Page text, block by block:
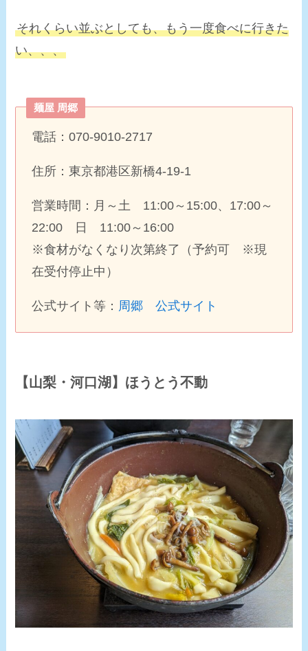
それくらい並ぶとしても、もう一度食べに行きた
い、、、
麺屋 周郷
電話：070-9010-2717
住所：東京都港区新橋4-19-1
営業時間：月～土 11:00～15:00、17:00～
22:00 日 11:00～16:00
※食材がなくなり次第終了（予約可 ※現
在受付停止中）
公式サイト等： 周郷 公式サイト
【山梨・河口湖】ほうとう不動